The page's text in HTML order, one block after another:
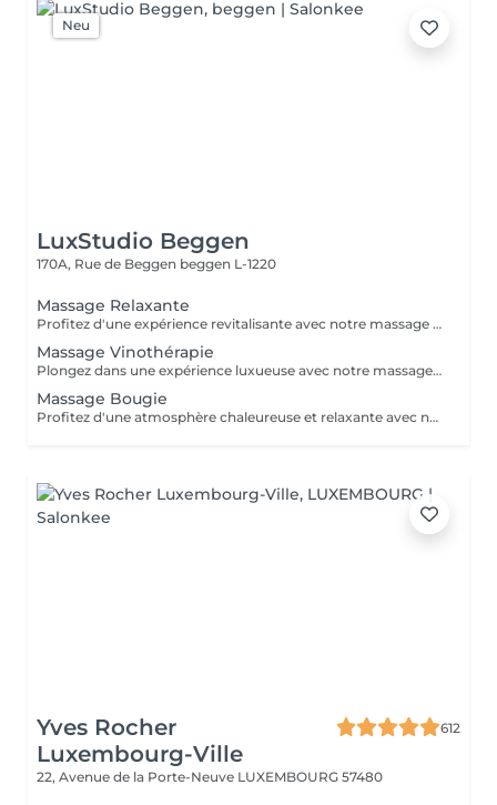
Neu
LuxStudio Beggen
170A, Rue de Beggen beggen L-1220
Massage Relaxante
Profitez d'une expérience revitalisante avec notre massage relaxant de 40, 60 ou 90 minutes. Nos esthéticiennes utiliseront des techniques douces pour soulager les tensions musculaires, procurant une sensation de tranquillité. Le temps de préparation et d'installation de la cliente est inclus dans la période choisie, garantissant que chaque minute soit consacrée à votre bien-être. Profitez de ce moment pour rajeunir corps et esprit.
Massage Vinothérapie
Plongez dans une expérience luxueuse avec notre massage Vinothérapie de 40, 60 ou 90 minutes. Nos Esthetcienne experts utiliseront des techniques spécifiques, combinant les bienfaits du raisin pour apaiser vos muscles et offrir une sensation de détente profonde. Le temps de préparation et d'installation de la cliente est inclus dans la durée sélectionnée, garantissant une expérience dédiée à votre bien-être. Laissez-vous emporter par ce moment de délice, revitalisant à la fois votre corps et votre esprit.
Massage Bougie
Profitez d'une atmosphère chaleureuse et relaxante avec notre massage aux bougies de 40, 60 ou 90 minutes. Nos esthéticiennes spécialisées intègrent des bougies parfumées pour créer une ambiance paisible tout en appliquant des techniques douces visant à soulager les tensions musculaires. Le temps de préparation et d'installation de la cliente est inclus dans la période choisie, garantissant que chaque minute soit dédiée à votre bien-être. Offrez-vous une expérience de rajeunissement du corps et de l'esprit dans ce cadre serein.
Yves Rocher
Luxembourg-Ville
612
22, Avenue de la Porte-Neuve LUXEMBOURG 57480